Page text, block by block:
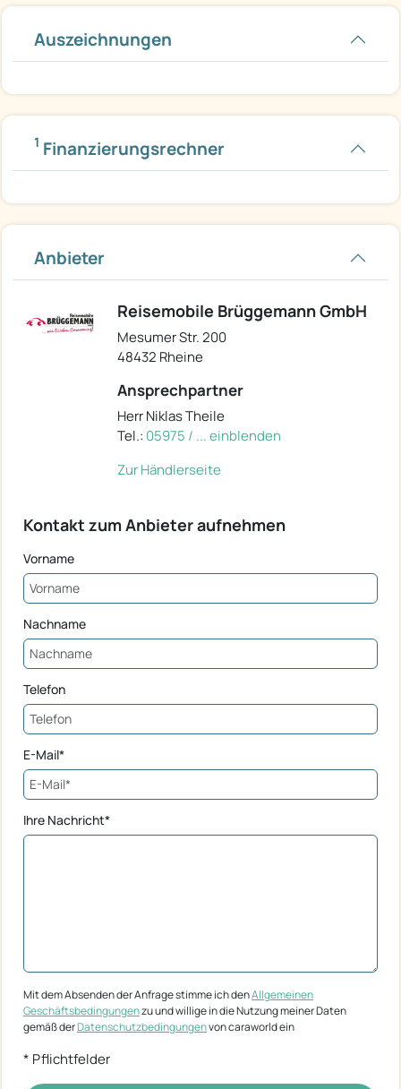
Auszeichnungen
1 Finanzierungsrechner
Anbieter
Reisemobile Brüggemann GmbH
Mesumer Str. 200
48432 Rheine
Ansprechpartner
Herr Niklas Theile
Tel.: 05975 / ... einblenden
Zur Händlerseite
Kontakt zum Anbieter aufnehmen
Vorname
Nachname
Telefon
E-Mail*
Ihre Nachricht*
Mit dem Absenden der Anfrage stimme ich denAllgemeinen
Geschäftsbedingungenzu und willige in die Nutzung meiner Daten
gemäß derDatenschutzbedingungenvon caraworld ein
* Pflichtfelder